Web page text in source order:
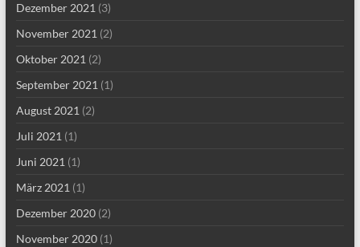
Dezember 2021 (3)
November 2021 (2)
Oktober 2021 (2)
September 2021 (1)
August 2021 (2)
Juli 2021 (1)
Juni 2021 (1)
März 2021 (1)
Dezember 2020(2)
November 2020(1)